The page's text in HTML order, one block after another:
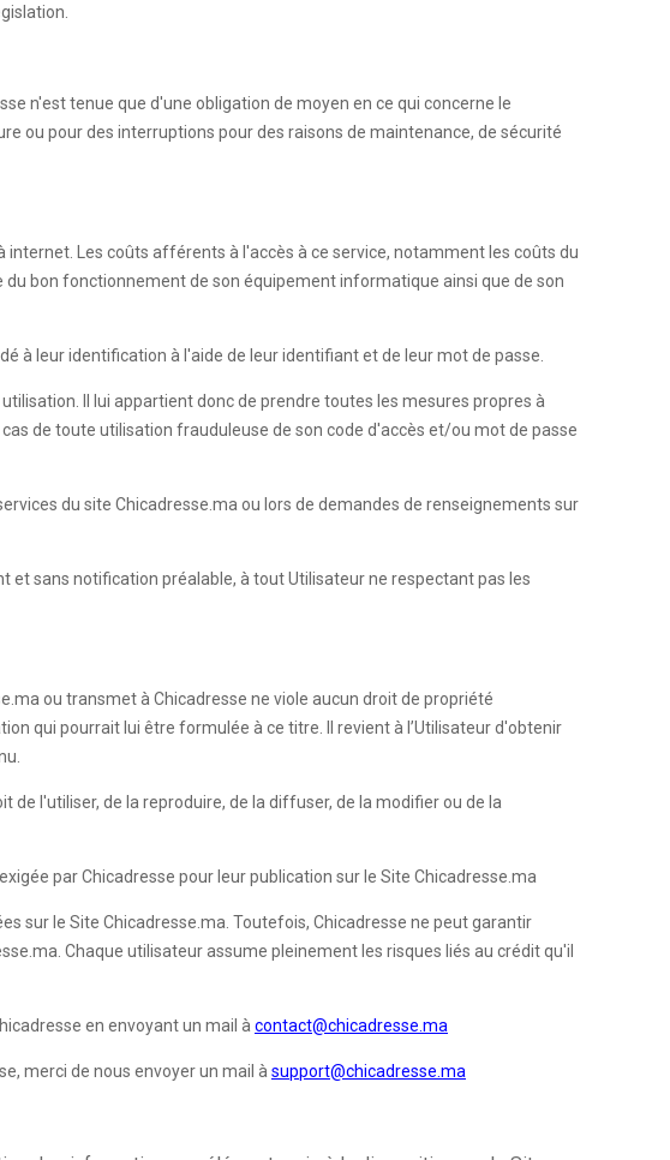
n'est tenue que d'une obligation de moyen en ce qui concerne le
ou pour des interruptions pour des raisons de maintenance, de sécurité
Les coûts afférents à l'accès à ce service, notamment les coûts du
du bon fonctionnement de son équipement informatique ainsi que de son
à leur identification à l'aide de leur identifiant et de leur mot de passe.
Il lui appartient donc de prendre toutes les mesures propres à
de toute utilisation frauduleuse de son code d'accès et/ou mot de passe
du site Chicadresse.ma ou lors de demandes de renseignements sur
et sans notification préalable, à tout Utilisateur ne respectant pas les
ou transmet à Chicadresse ne viole aucun droit de propriété
qui pourrait lui être formulée à ce titre. Il revient à l’Utilisateur d'obtenir
l'utiliser, de la reproduire, de la diffuser, de la modifier ou de la
par Chicadresse pour leur publication sur le Site Chicadresse.ma
sur le Site Chicadresse.ma. Toutefois, Chicadresse ne peut garantir
Chaque utilisateur assume pleinement les risques liés au crédit qu'il
en envoyant un mail à contact@chicadresse.ma
merci de nous envoyer un mail à support@chicadresse.ma